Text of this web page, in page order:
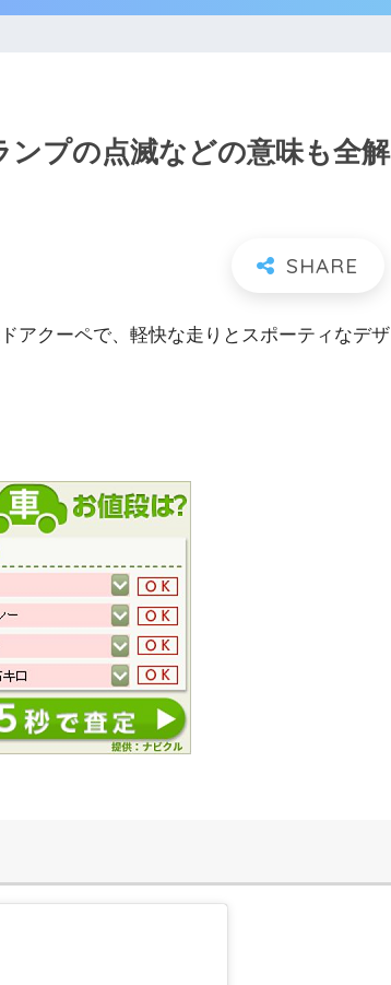
ンプの点滅などの意味も全解
アクーペで、軽快な走りとスポーティなデザ